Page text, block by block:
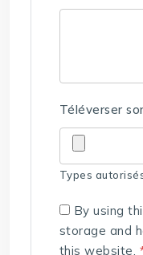
Téléverser
Types
By using
storage and
this website.